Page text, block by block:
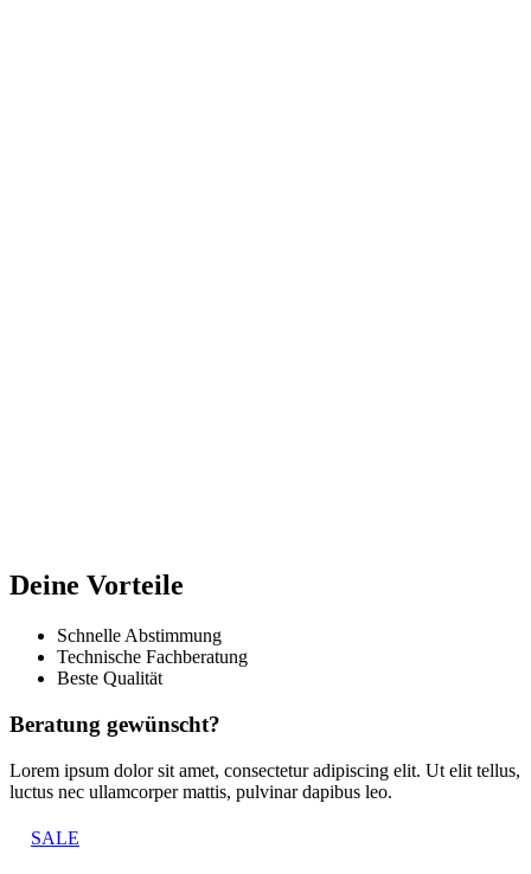
Deine Vorteile
Schnelle Abstimmung
Technische Fachberatung
Beste Qualität
Beratung gewünscht?
Lorem ipsum dolor sit amet, consectetur adipiscing elit. Ut elit tellus,
luctus nec ullamcorper mattis, pulvinar dapibus leo.
SALE